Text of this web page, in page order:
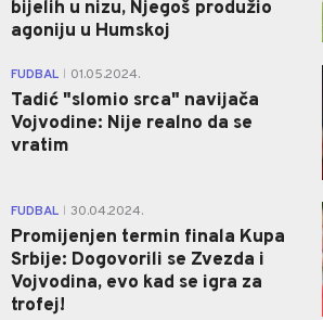
bijelih u nizu, Njegoš produžio
agoniju u Humskoj
FUDBAL 01.05.2024.
Tadić "slomio srca" navijača
Vojvodine: Nije realno da se
vratim
FUDBAL 30.04.2024.
Promijenjen termin finala Kupa
Srbije: Dogovorili se Zvezda i
Vojvodina, evo kad se igra za
trofej!